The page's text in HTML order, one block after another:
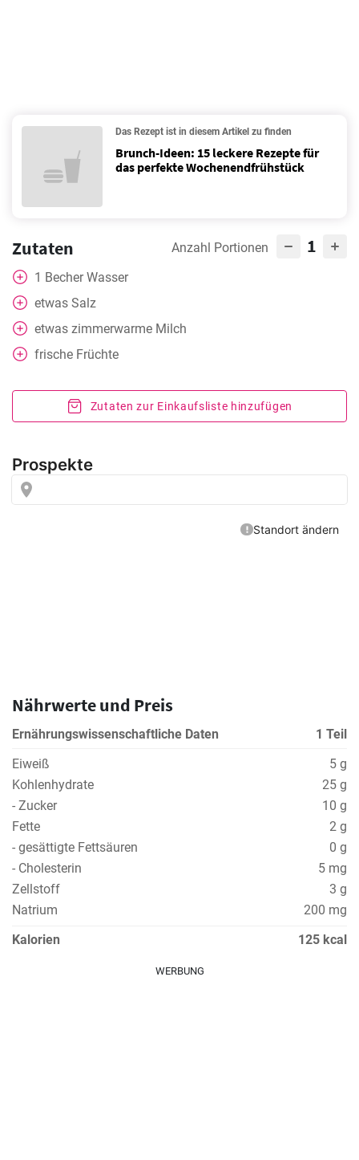
Das Rezept ist in diesem Artikel zu finden
Brunch-Ideen: 15 leckere Rezepte für
das perfekte Wochenendfrühstück
Zutaten Anzahl Portionen 1
1 Becher Wasser
etwas Salz
etwas zimmerwarme Milch
frische Früchte
Zutaten zur Einkaufsliste hinzufügen
Nährwerte und Preis
Ernährungswissenschaftliche Daten
1 Teil
Eiweiß
5 g
Kohlenhydrate
25 g
- Zucker
10 g
Fette
2 g
- gesättigte Fettsäuren
0 g
- Cholesterin
5 mg
Zellstoff
3 g
Natrium
200 mg
Kalorien
125 kcal
WERBUNG